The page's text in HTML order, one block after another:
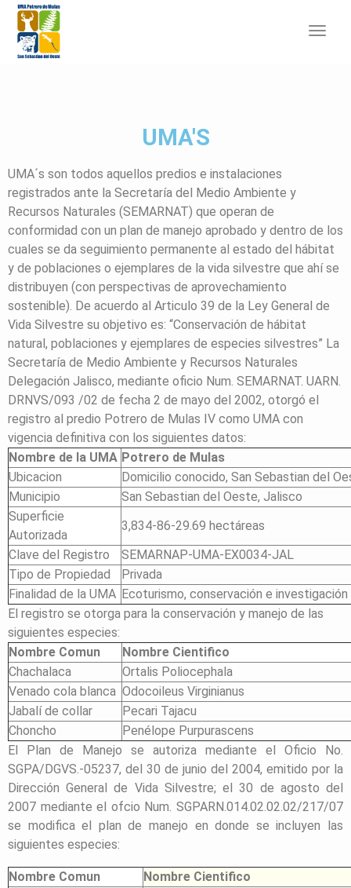
UMA'S
UMA´s son todos aquellos predios e instalaciones
registrados ante la Secretaría del Medio Ambiente y
Recursos Naturales (SEMARNAT) que operan de
conformidad con un plan de manejo aprobado y dentro de los
cuales se da seguimiento permanente al estado del hábitat
y de poblaciones o ejemplares de la vida silvestre que ahí se
distribuyen (con perspectivas de aprovechamiento
sostenible). De acuerdo al Articulo 39 de la Ley General de
Vida Silvestre su objetivo es: “Conservación de hábitat
natural, poblaciones y ejemplares de especies silvestres” La
Secretaría de Medio Ambiente y Recursos Naturales
Delegación Jalisco, mediante oficio Num. SEMARNAT. UARN.
DRNVS/093 /02 de fecha 2 de mayo del 2002, otorgó el
registro al predio Potrero de Mulas IV como UMA con
vigencia definitiva con los siguientes datos:
Nombre de la UMA Potrero de Mulas
Ubicacion
Domicilio conocido, San Sebastian del
Municipio
San Sebastian del Oeste, Jalisco
Superficie
Autorizada
3,834-86-29.69 hectáreas
Clave del Registro
SEMARNAP-UMA-EX0034-JAL
Tipo de Propiedad
Privada
Finalidad de la UMA Ecoturismo, conservación e investigación
El registro se otorga para la conservación y manejo de las
siguientes especies:
Nombre Comun
Nombre Cientifico
Chachalaca
Ortalis Poliocephala
Venado cola blanca Odocoileus Virginianus
Jabalí de collar
Pecari Tajacu
Choncho
Penélope Purpurascens
El Plan de Manejo se autoriza mediante el Oficio No.
SGPA/DGVS.-05237, del 30 de junio del 2004, emitido por la
Dirección General de Vida Silvestre; el 30 de agosto del
2007 mediante el ofcio Num. SGPARN.014.02.02.02/217/07
se modifica el plan de manejo en donde se incluyen las
siguientes especies:
Nombre Comun
Nombre Cientifico